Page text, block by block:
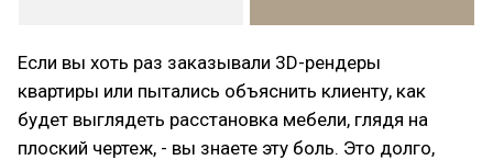
Если вы хоть раз заказывали 3D-рендеры
квартиры или пытались объяснить клиенту, как
будет выглядеть расстановка мебели, глядя на
плоский чертеж, - вы знаете эту боль. Это долго,